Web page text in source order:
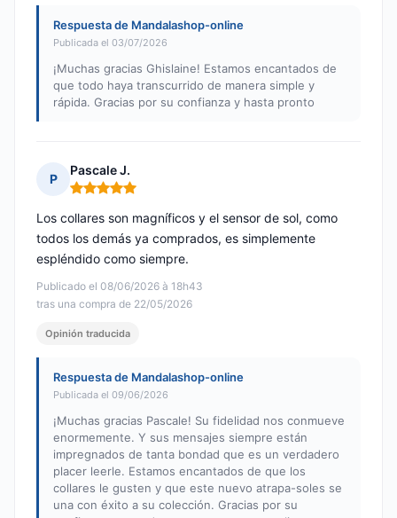
Respuesta de Mandalashop-online
Publicada el 03/07/2026
¡Muchas gracias Ghislaine! Estamos encantados de
que todo haya transcurrido de manera simple y
rápida. Gracias por su confianza y hasta pronto
P
Pascale J.
Nota: 5 de 5
Publicado el 08/06/2026 à 18h43
tras una compra de 22/05/2026
Los collares son magníficos y el sensor de sol, como
todos los demás ya comprados, es simplemente
espléndido como siempre.
Opinión traducida
Respuesta de Mandalashop-online
Publicada el 09/06/2026
¡Muchas gracias Pascale! Su fidelidad nos conmueve
enormemente. Y sus mensajes siempre están
impregnados de tanta bondad que es un verdadero
placer leerle. Estamos encantados de que los
collares le gusten y que este nuevo atrapa-soles se
una con éxito a su colección. Gracias por su